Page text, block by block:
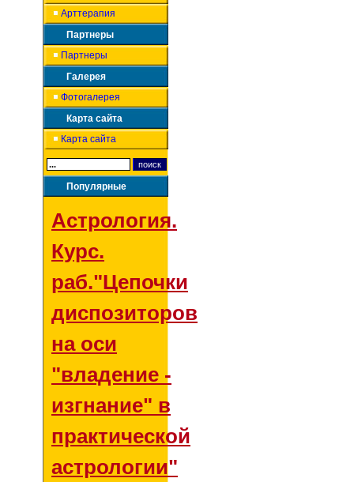
Арттерапия
Партнеры
Партнеры
Галерея
Фотогалерея
Карта сайта
Карта сайта
Популярные
Астрология.
Курс.
раб."Цепочки
диспозиторов
на оси
"владение -
изгнание" в
практической
астрологии"